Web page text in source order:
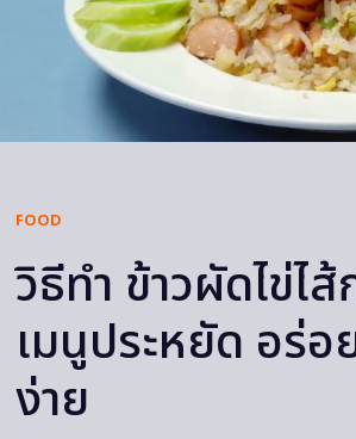
FOOD
วิธีทำ ข้าวผัดไข่ไ
เมนูประหยัด อร่อ
ง่าย